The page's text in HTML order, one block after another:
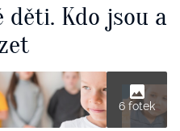
děti. Kdo jsou a
6 fotek